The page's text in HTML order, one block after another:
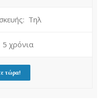
Τηλ
χρόνια
τώρα!